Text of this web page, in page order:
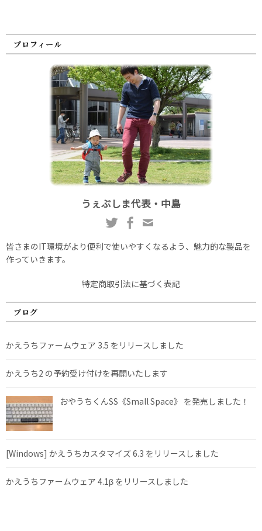
プロフィール
うぇぶしま代表・中島
皆さまのIT環境がより便利で使いやすくなるよう、魅力的な製品を
作っていきます。
特定商取引法に基づく表記
ブログ
かえうちファームウェア 3.5 をリリースしました
かえうち2 の予約受け付けを再開いたします
おやうちくんSS《Small Space》 を発売しました！
[Windows] かえうちカスタマイズ 6.3 をリリースしました
かえうちファームウェア 4.1β をリリースしました